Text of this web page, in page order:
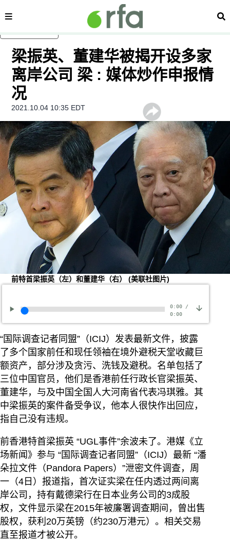
内容分类 搜
梁振英、董建华被揭开设多家
离岸公司 梁 : 媒体炒作申报情
况
2021.10.04 10:35 EDT
前特首梁振英（左）和董建华（右）(美联社图片)
0:00/
0:00
“国际调查记者同盟”（ICIJ）发表最新文件，披露
了多个国家前任和现任领袖在境外避税天堂收藏巨
额资产，部分涉及贪污、洗钱及避税。名单包括了
三位中国官员，他们是香港前任行政长官梁振英、
董建华，与及中国全国人大河南省代表冯琪雅。其
中梁振英的案件备受争议，他本人很快作出回应，
指自己没有违规。
前香港特首梁振英 “UGL事件”余波未了。港媒《立
场新闻》参与 “国际调查记者同盟”（ICIJ）最新 “潘
朵拉文件（Pandora Papers）”泄密文件调查，周
一（4日）报道指，首次证实梁在任内透过两间离
岸公司，持有戴德梁行在日本业务公司的3成股
权，文件显示梁在2015年被廉署调查期间，曾出售
股权，获利20万英镑（约230万港元）。相关交易
直至报道才被公开。